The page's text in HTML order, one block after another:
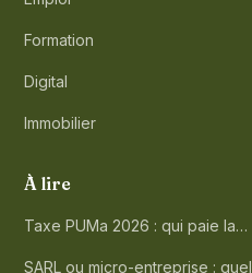
Formation
Digital
Immobilier
À lire
Taxe PUMa 2026 : qui paie la…
SARL ou micro-entreprise :